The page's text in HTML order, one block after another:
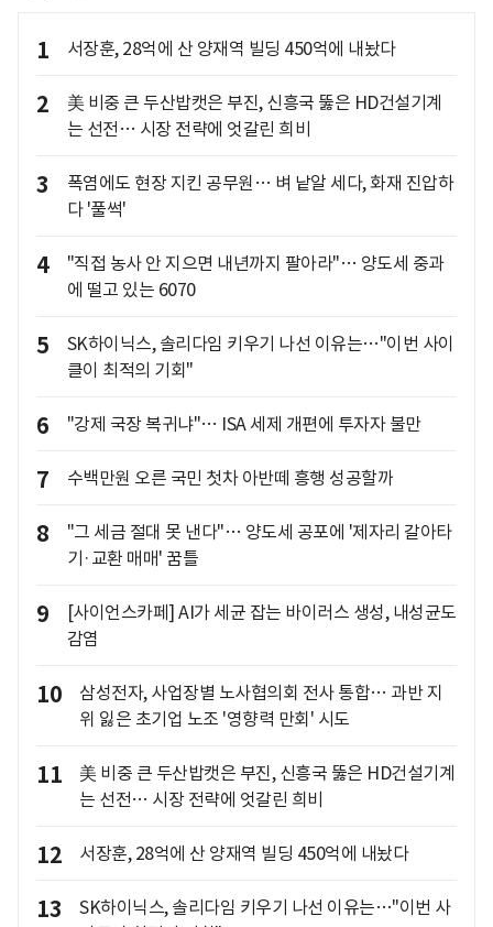
1 서장훈, 28억에 산 양재역 빌딩 450억에 내놨다
2
美 비중 큰 두산밥캣은 부진, 신흥국 뚫은 HD건설기계
는 선전… 시장 전략에 엇갈린 희비
3
폭염에도 현장 지킨 공무원… 벼 낱알 세다, 화재 진압하
다 '풀썩'
4
"직접 농사 안 지으면 내년까지 팔아라"… 양도세 중과
에 떨고 있는 6070
5
SK하이닉스, 솔리다임 키우기 나선 이유는…"이번 사이
클이 최적의 기회"
6 "강제 국장 복귀냐"… ISA 세제 개편에 투자자 불만
7 수백만원 오른 국민 첫차 아반떼 흥행 성공할까
8
"그 세금 절대 못 낸다"… 양도세 공포에 '제자리 갈아타
기·교환 매매' 꿈틀
9
[사이언스카페] AI가 세균 잡는 바이러스 생성, 내성균도
감염
10
삼성전자, 사업장별 노사협의회 전사 통합… 과반 지
위 잃은 초기업 노조 '영향력 만회' 시도
11
美 비중 큰 두산밥캣은 부진, 신흥국 뚫은 HD건설기계
는 선전… 시장 전략에 엇갈린 희비
12 서장훈, 28억에 산 양재역 빌딩 450억에 내놨다
13
SK하이닉스, 솔리다임 키우기 나선 이유는…"이번 사